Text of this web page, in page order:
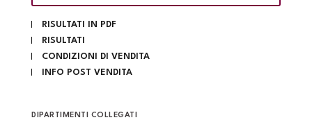
RISULTATI IN PDF
RISULTATI
CONDIZIONI DI VENDITA
INFO POST VENDITA
DIPARTIMENTI COLLEGATI